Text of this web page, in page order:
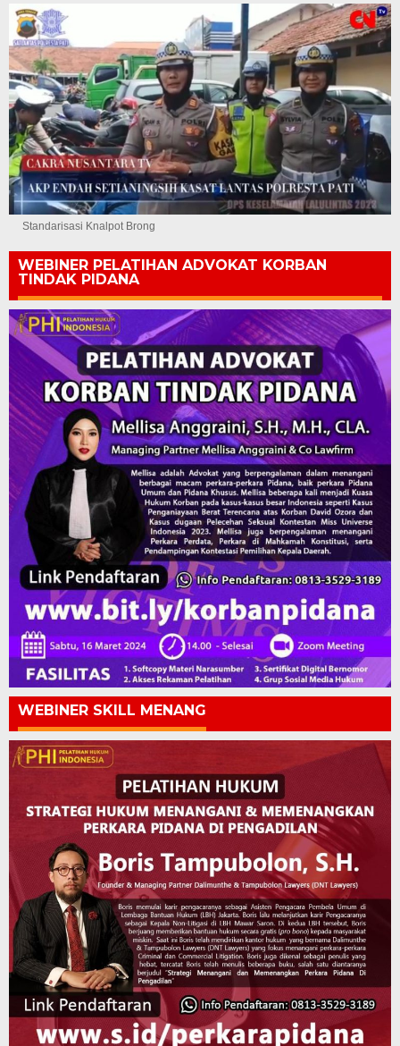
Standarisasi Knalpot Brong
WEBINER PELATIHAN ADVOKAT KORBAN
TINDAK PIDANA
WEBINER SKILL MENANG